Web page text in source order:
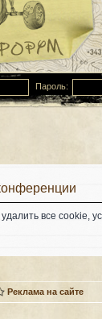
Пароль:
удалить все cookie,
Реклама на сайте